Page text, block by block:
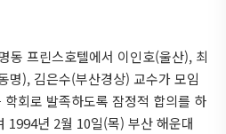
동 프린스호텔에서 이인호(울산), 최
명), 김은수(부산경상) 교수가 모임
회로 발족하도록 잠정적 합의를 하
1994년 2월 10일(목) 부산 해운대